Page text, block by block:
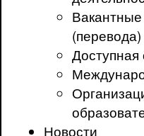
Доступная
Новости